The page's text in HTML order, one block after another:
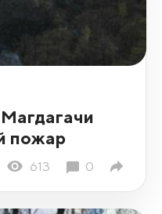
пожар
613 0